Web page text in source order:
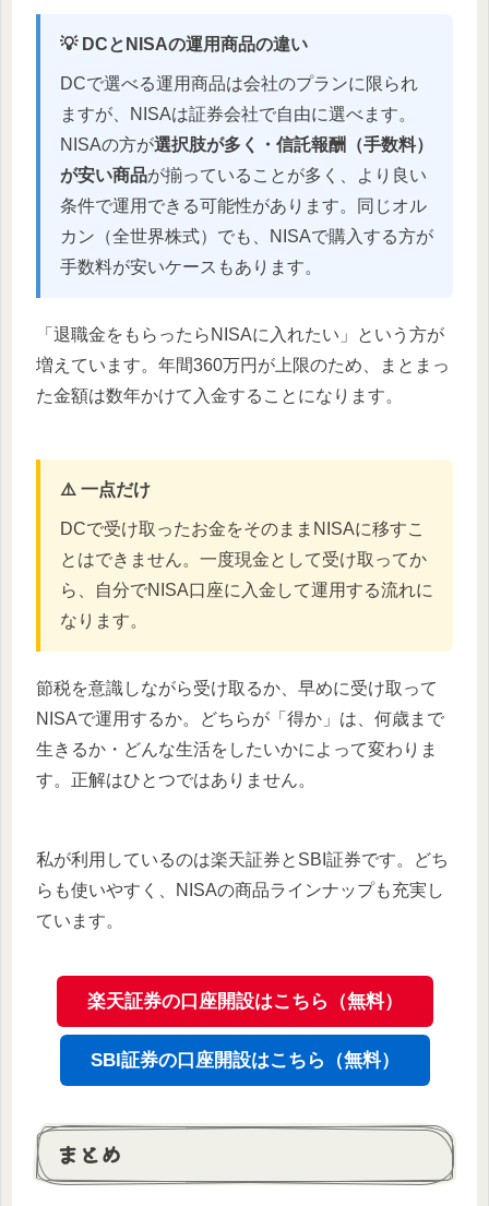
💡 DCとNISAの運用商品の違い
DCで選べる運用商品は会社のプランに限られ
ますが、NISAは証券会社で自由に選べます。
NISAの方が選択肢が多く・信託報酬（手数料）
が安い商品が揃っていることが多く、より良い
条件で運用できる可能性があります。同じオル
カン（全世界株式）でも、NISAで購入する方が
手数料が安いケースもあります。
「退職金をもらったらNISAに入れたい」という方が
増えています。年間360万円が上限のため、まとまっ
た金額は数年かけて入金することになります。
⚠️ 一点だけ
DCで受け取ったお金をそのままNISAに移すこ
とはできません。一度現金として受け取ってか
ら、自分でNISA口座に入金して運用する流れに
なります。
節税を意識しながら受け取るか、早めに受け取って
NISAで運用するか。どちらが「得か」は、何歳まで
生きるか・どんな生活をしたいかによって変わりま
す。正解はひとつではありません。
私が利用しているのは楽天証券とSBI証券です。どち
らも使いやすく、NISAの商品ラインナップも充実し
ています。
楽天証券の口座開設はこちら（無料）
SBI証券の口座開設はこちら（無料）
まとめ